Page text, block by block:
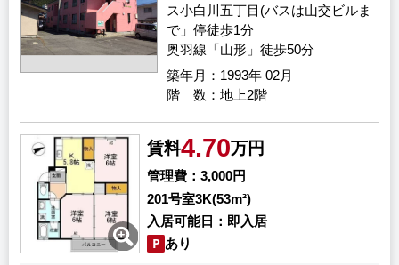
築年月 1993年 02月
ス小白川五丁目(バスは山交ビルま
で」停徒歩1分
奥羽線「山形」徒歩50分
階 数 地上2階
賃料4.70万円
管理費
3,000円
201号室3K(53m²)
入居可能日
即入居
あり